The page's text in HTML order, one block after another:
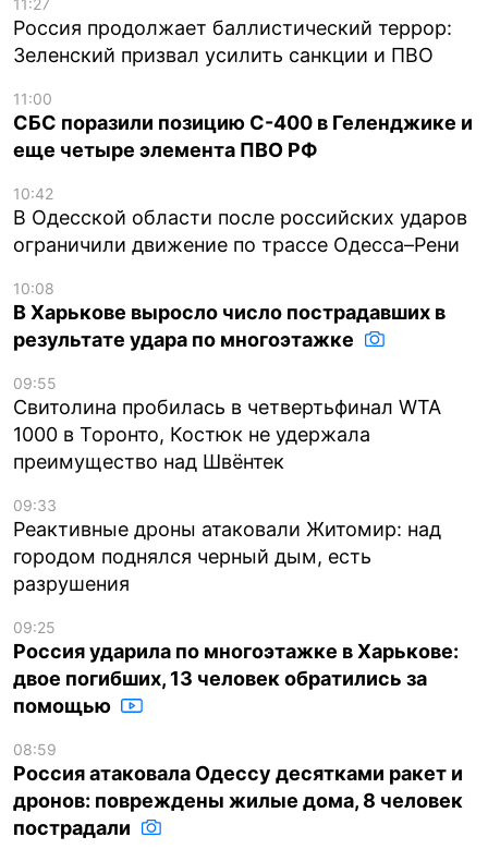
11:27
Россия продолжает баллистический террор:
Зеленский призвал усилить санкции и ПВО
11:00
СБС поразили позицию С-400 в Геленджике и
еще четыре элемента ПВО РФ
10:42
В Одесской области после российских ударов
ограничили движение по трассе Одесса–Рени
10:08
В Харькове выросло число пострадавших в
результате удара по многоэтажке
09:55
Свитолина пробилась в четвертьфинал WTA
1000 в Торонто, Костюк не удержала
преимущество над Швёнтек
09:33
Реактивные дроны атаковали Житомир: над
городом поднялся черный дым, есть
разрушения
09:25
Россия ударила по многоэтажке в Харькове:
двое погибших, 13 человек обратились за
помощью
08:59
Россия атаковала Одессу десятками ракет и
дронов: повреждены жилые дома, 8 человек
пострадали